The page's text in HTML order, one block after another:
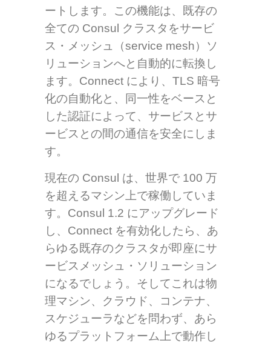
ートします。この機能は、既存の
全ての Consul クラスタをサービ
ス・メッシュ（service mesh）ソ
リューションへと自動的に転換し
ます。Connect により、TLS 暗号
化の自動化と、同一性をベースと
した認証によって、サービスとサ
ービスとの間の通信を安全にしま
す。
現在の Consul は、世界で 100 万
を超えるマシン上で稼働していま
す。Consul 1.2 にアップグレード
し、Connect を有効化したら、あ
らゆる既存のクラスタが即座にサ
ービスメッシュ・ソリューション
になるでしょう。そしてこれは物
理マシン、クラウド、コンテナ、
スケジューラなどを問わず、あら
ゆるプラットフォーム上で動作し